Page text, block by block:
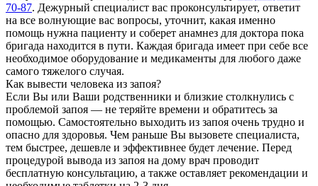
70-87. Дежурный специалист вас проконсультирует, ответит
на все волнующие вас вопросы, уточнит, какая именно
помощь нужна пациенту и соберет анамнез для доктора пока
бригада находится в пути. Каждая бригада имеет при себе все
необходимое оборудование и медикаменты для любого даже
самого тяжелого случая.
Как вывести человека из запоя?
Если Вы или Ваши родственники и близкие столкнулись с
проблемой запоя — не теряйте времени и обратитесь за
помощью. Самостоятельно выходить из запоя очень трудно и
опасно для здоровья. Чем раньше Вы вызовете специалиста,
тем быстрее, дешевле и эффективнее будет лечение. Перед
процедурой вывода из запоя на дому врач проводит
бесплатную консультацию, а также оставляет рекомендации и